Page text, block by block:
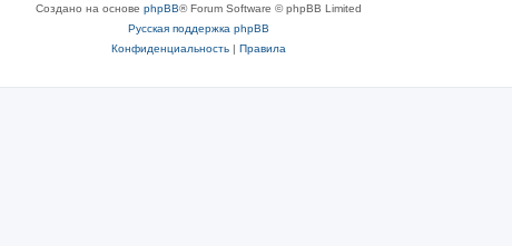
Создано на основе phpBB® Forum Software © phpBB Limited
Русская поддержка phpBB
Конфиденциальность| Правила